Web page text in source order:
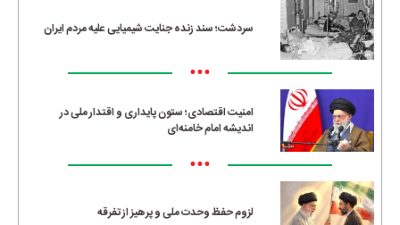
سردشت؛ سند زنده جنایت شیمیایی علیه مردم ایران
•••
امنیت اقتصادی؛ ستون پایداری و اقتدار ملی در
اندیشه امام خامنه‌ای
•••
لزوم حفظ وحدت ملی و پرهیز از تفرقه